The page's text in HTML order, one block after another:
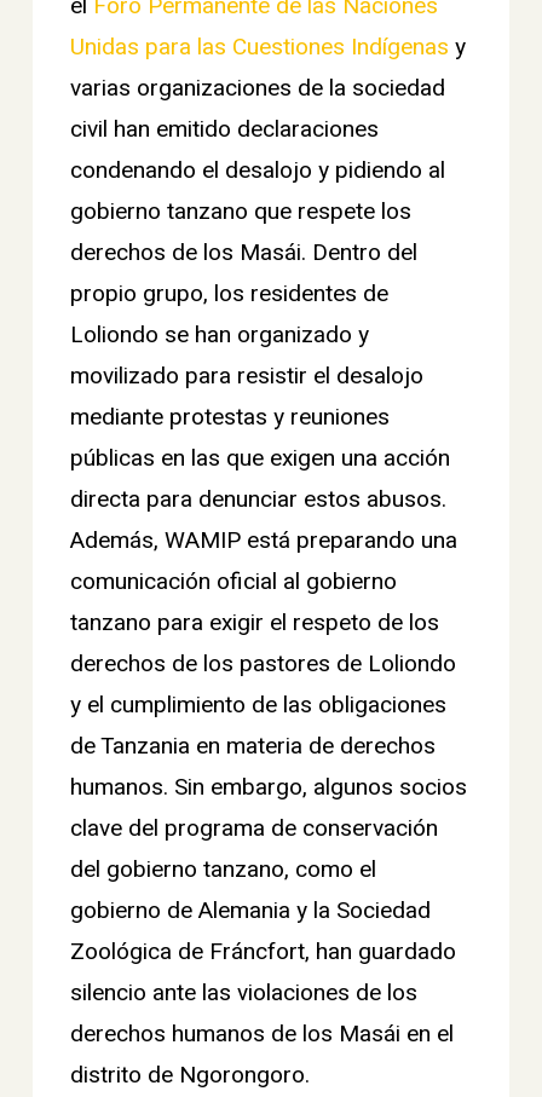
Unidas para las Cuestiones Indígenas y
varias organizaciones de la sociedad
civil han emitido declaraciones
condenando el desalojo y pidiendo al
gobierno tanzano que respete los
derechos de los Masái. Dentro del
propio grupo, los residentes de
Loliondo se han organizado y
movilizado para resistir el desalojo
mediante protestas y reuniones
públicas en las que exigen una acción
directa para denunciar estos abusos.
Además, WAMIP está preparando una
comunicación oficial al gobierno
tanzano para exigir el respeto de los
derechos de los pastores de Loliondo
y el cumplimiento de las obligaciones
de Tanzania en materia de derechos
humanos. Sin embargo, algunos socios
clave del programa de conservación
del gobierno tanzano, como el
gobierno de Alemania y la Sociedad
Zoológica de Fráncfort, han guardado
silencio ante las violaciones de los
derechos humanos de los Masái en el
distrito de Ngorongoro.